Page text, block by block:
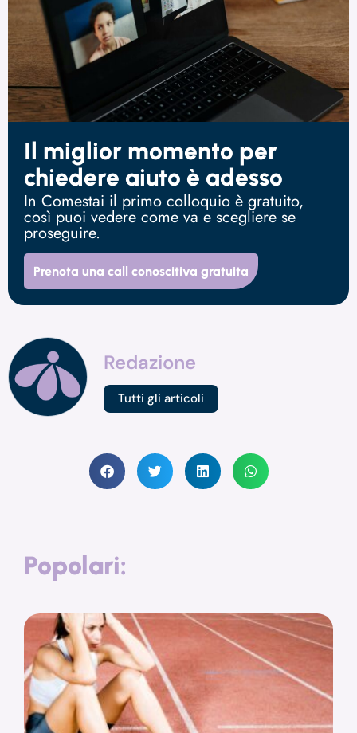
Il miglior momento per
chiedere aiuto è adesso
In Comestai il primo colloquio è gratuito,
così puoi vedere come va e scegliere se
proseguire.
Prenota una call conoscitiva gratuita
Redazione
Tutti gli articoli
Popolari: